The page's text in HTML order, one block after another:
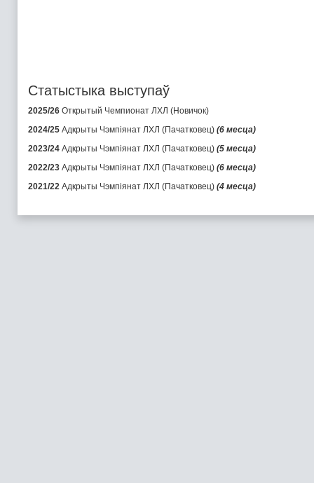
Статыстыка выступаў
2025/26 Открытый Чемпионат ЛХЛ (Новичок)
2024/25 Адкрыты Чэмпіянат ЛХЛ (Пачатковец) (6 месца)
2023/24 Адкрыты Чэмпіянат ЛХЛ (Пачатковец) (5 месца)
2022/23 Адкрыты Чэмпіянат ЛХЛ (Пачатковец) (6 месца)
2021/22 Адкрыты Чэмпіянат ЛХЛ (Пачатковец) (4 месца)